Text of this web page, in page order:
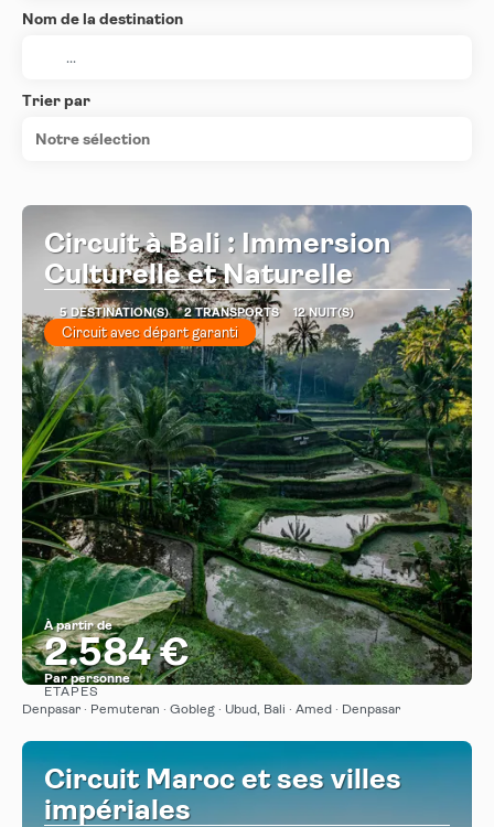
Nom de la destination
Trier par
Notre sélection
Circuit à Bali : Immersion
Culturelle et Naturelle
5 DESTINATION(S) 2 TRANSPORTS 12 NUIT(S)
Circuit avec départ garanti
À partir de
2.584 €
Par personne
Afficher
ÉTAPES
Denpasar · Pemuteran · Gobleg · Ubud, Bali · Amed · Denpasar
Circuit Maroc et ses villes
impériales